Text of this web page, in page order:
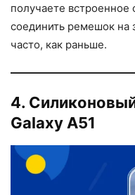
получаете
соединить ремешок на
часто, как раньше.
4.
Galaxy A51